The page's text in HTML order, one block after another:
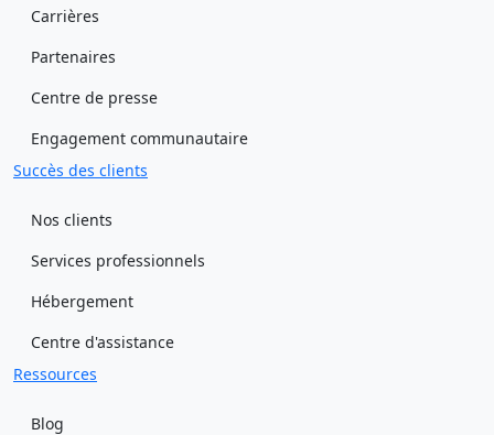
Carrières
Partenaires
Centre de presse
Engagement communautaire
Succès des clients
Nos clients
Services professionnels
Hébergement
Centre d'assistance
Ressources
Blog